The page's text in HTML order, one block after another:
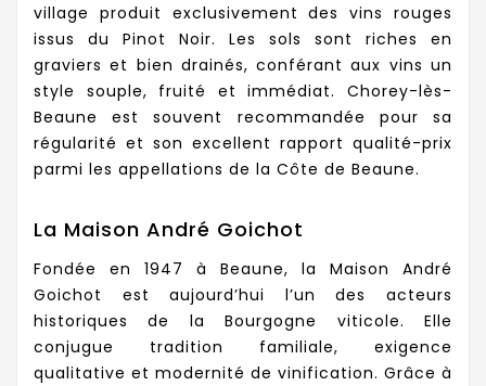
village produit exclusivement des vins rouges
issus du Pinot Noir. Les sols sont riches en
graviers et bien drainés, conférant aux vins un
style souple, fruité et immédiat. Chorey-lès-
Beaune est souvent recommandée pour sa
régularité et son excellent rapport qualité-prix
parmi les appellations de la Côte de Beaune.
La Maison André Goichot
Fondée en 1947 à Beaune, la Maison André
Goichot est aujourd’hui l’un des acteurs
historiques de la Bourgogne viticole. Elle
conjugue tradition familiale, exigence
qualitative et modernité de vinification. Grâce à